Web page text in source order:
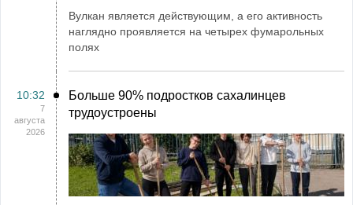
Вулкан является действующим, а его активность
наглядно проявляется на четырех фумарольных
полях
10:32
7
августа
2026
Больше 90% подростков сахалинцев
трудоустроены